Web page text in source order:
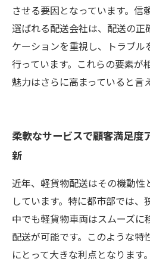
させる要因となっています。信
選ばれる配送会社は、配送の正
ケーションを重視し、トラブル
行っています。これらの要素が
魅力はさらに高まっていると言
柔軟なサービスで顧客満足度
新
近年、軽貨物配送はその機動性
しています。特に都市部では、
中でも軽貨物車両はスムーズに
配送が可能です。このような特
にとって大きな利点となります